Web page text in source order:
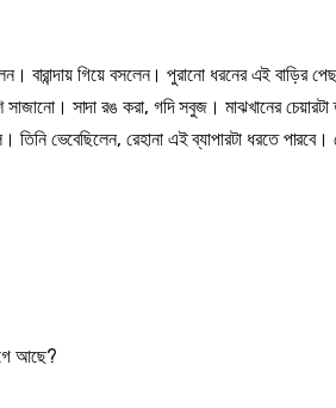
বারান্দায় গিয়ে বসলেন। পুরানো ধরনের এই বাড়ির
সাজানো। সাদা রঙ করা, গদি সবুজ। মাঝখানের
তিনি ভেবেছিলেন, রেহানা এই ব্যাপারটা ধরতে
আছে?